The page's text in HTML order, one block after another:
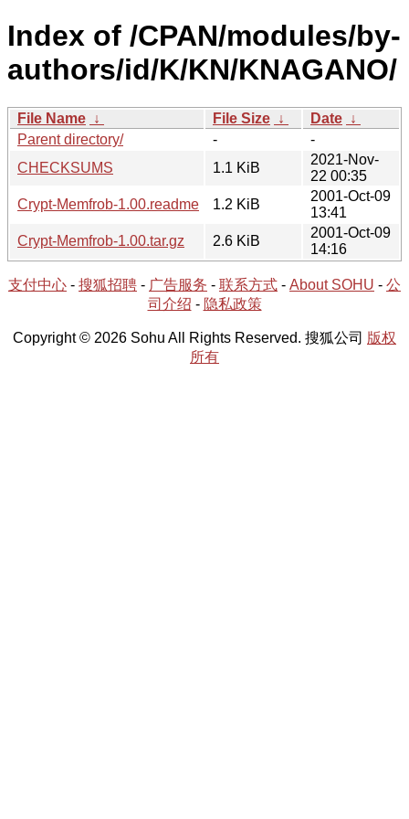
Index of /CPAN/modules/by-
authors/id/K/KN/KNAGANO/
File Name ↓ File Size ↓ Date ↓
Parent directory/
-
-
CHECKSUMS
1.1 KiB
2021-Nov-
22 00:35
Crypt-Memfrob-1.00.readme
1.2 KiB
2001-Oct-09
13:41
Crypt-Memfrob-1.00.tar.gz
2.6 KiB
2001-Oct-09
14:16
支付中心 - 搜狐招聘 - 广告服务 - 联系方式 - About SOHU - 公
司介绍 - 隐私政策
Copyright © 2026 Sohu All Rights Reserved. 搜狐公司 版权
所有